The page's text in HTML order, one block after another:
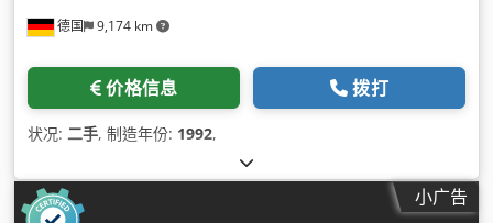
德国 9,174 km
价格信息 拨打
状况: 二手, 制造年份: 1992,
小广告